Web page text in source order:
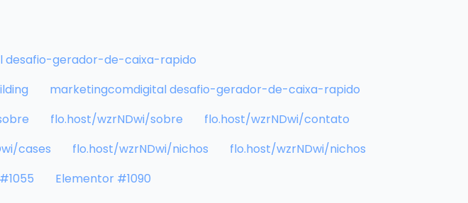
desafio-gerador-de-caixa-rapido
marketingcomdigital desafio-gerador-de-caixa-rapido
flo.host/wzrNDwi/sobre
flo.host/wzrNDwi/contato
cases flo.host/wzrNDwi/nichos
flo.host/wzrNDwi/nichos
Elementor #1090